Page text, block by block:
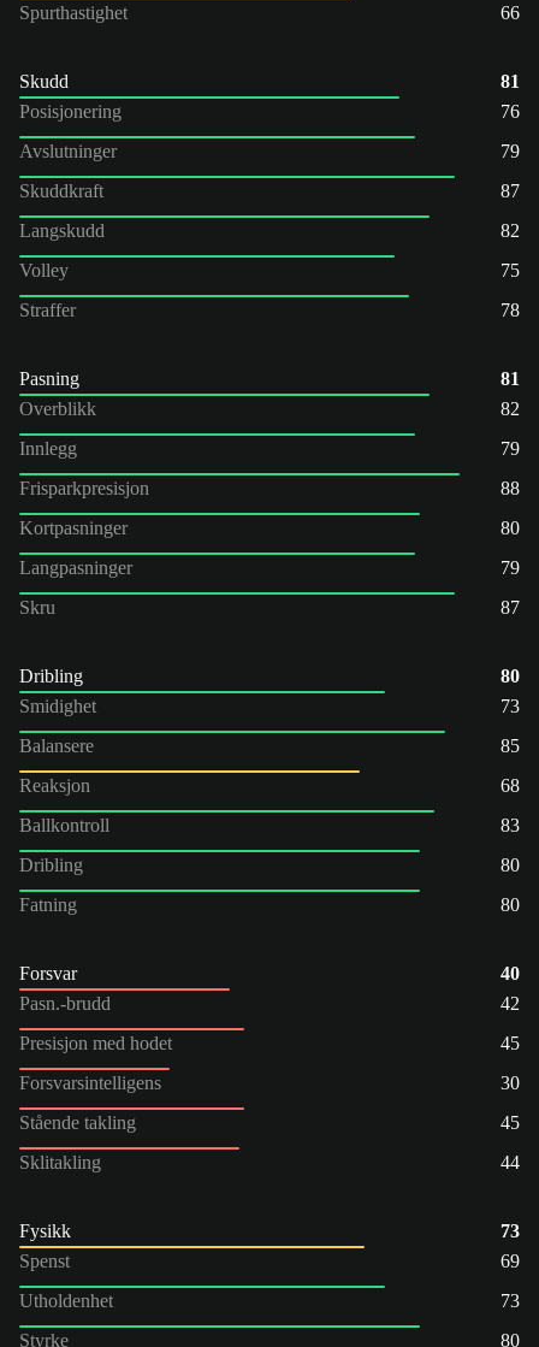
Spurthastighet
66
Skudd
81
Posisjonering
76
Avslutninger
79
Skuddkraft
87
Langskudd
82
Volley
75
Straffer
78
Pasning
81
Overblikk
82
Innlegg
79
Frisparkpresisjon
88
Kortpasninger
80
Langpasninger
79
Skru
87
Dribling
80
Smidighet
73
Balansere
85
Reaksjon
68
Ballkontroll
83
Dribling
80
Fatning
80
Forsvar
40
Pasn.-brudd
42
Presisjon med hodet
45
Forsvarsintelligens
30
Stående takling
45
Sklitakling
44
Fysikk
73
Spenst
69
Utholdenhet
73
Styrke
80